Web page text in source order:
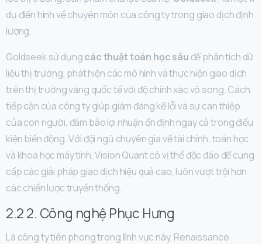
dụ điển hình về chuyên môn của công ty trong giao dịch định
lượng.
Goldseek sử dụngcác thuật toán học sâuđể phân tích dữ
liệu thị trường, phát hiện các mô hình và thực hiện giao dịch
trên thị trường vàng quốc tế với độ chính xác vô song. Cách
tiếp cận của công ty giúp giảm đáng kể lỗi và sự can thiệp
của con người, đảm bảo lợi nhuận ổn định ngay cả trong điều
kiện biến động. Với đội ngũ chuyên gia về tài chính, toán học
và khoa học máy tính, Vision Quant có vị thế độc đáo để cung
cấp các giải pháp giao dịch hiệu quả cao, luôn vượt trội hơn
các chiến lược truyền thống.
2.2 2. Công nghệ Phục Hưng
Là công ty tiên phong trong lĩnh vực này, Renaissance